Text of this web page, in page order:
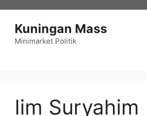
Kuningan Mass
Minimarket Politik
Iim Suryahim